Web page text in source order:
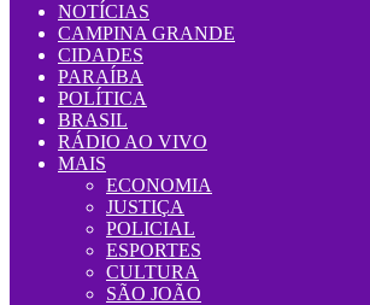
NOTÍCIAS
CAMPINA GRANDE
CIDADES
PARAÍBA
POLÍTICA
BRASIL
RÁDIO AO VIVO
MAIS
ECONOMIA
JUSTIÇA
POLICIAL
ESPORTES
CULTURA
SÃO JOÃO